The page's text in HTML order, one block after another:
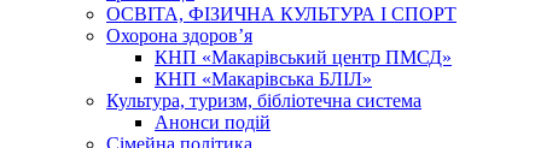
ОСВІТА, ФІЗИЧНА КУЛЬТУРА І СПОРТ
Охорона здоров’я
КНП «Макарівський центр ПМСД»
КНП «Макарівська БЛІЛ»
Культура, туризм, бібліотечна система
Анонси подій
Сімейна політика